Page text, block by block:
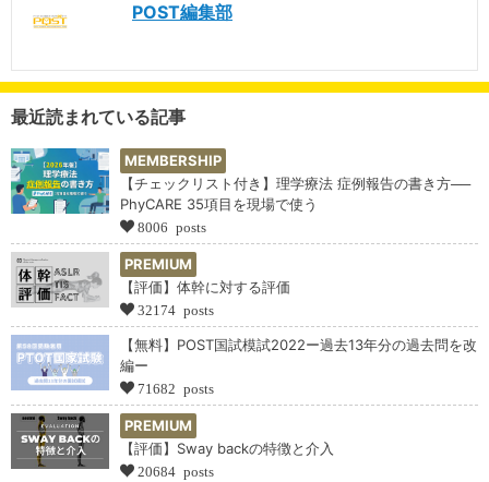
POST編集部
最近読まれている記事
MEMBERSHIP
【チェックリスト付き】理学療法 症例報告の書き方──
PhyCARE 35項目を現場で使う
8006 posts
PREMIUM
【評価】体幹に対する評価
32174 posts
【無料】POST国試模試2022ー過去13年分の過去問を改
編ー
71682 posts
PREMIUM
【評価】Sway backの特徴と介入
20684 posts